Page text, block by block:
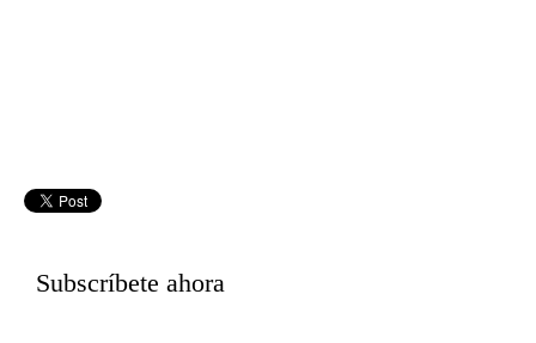
Subscríbete ahora